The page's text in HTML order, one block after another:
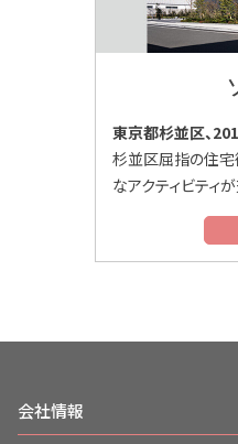
東京都杉並区、
杉並区屈指の住宅
なアクティビティ
会社情報